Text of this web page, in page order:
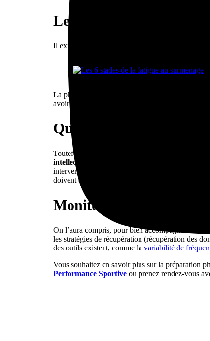
Les différents stades de
Il existe différents niveaux de fatigue, allant de la
La phase critique pour les sportifs se situe alors
avoir une vision périphérique de l’activité
Qu’est-ce que le
Toutefois, passé la fatigue aiguë surviennent les
intellectuelle exercée au-delà du seuil de la
intervenir rapidement. Parmi les indicateurs de
doivent être pris en compte pour adapter
Monitoring des
On l’aura compris, pour bien accompagner une
les stratégies de récupération (récupération des
des outils existent, comme la variabilité de
Vous souhaitez en savoir plus sur la préparation
Performance Sportive ou prenez rendez-vous